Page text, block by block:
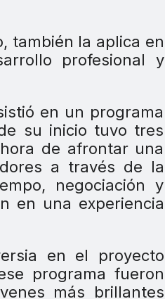
también la aplica en
profesional y
en un programa
su inicio tuvo tres
de afrontar una
a través de la
negociación y
en una experiencia
en el proyecto
programa fueron
más brillantes